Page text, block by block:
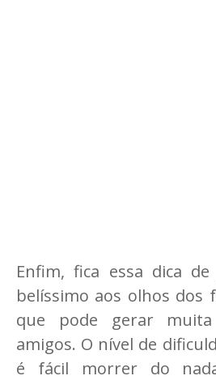
Enfim, fica essa dica
belíssimo aos olhos dos
que pode gerar
amigos. O nível de
é fácil morrer do